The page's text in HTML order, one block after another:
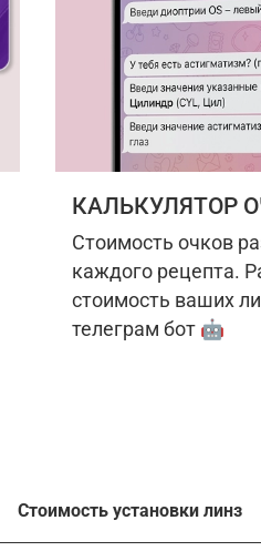
КАЛЬКУЛЯТОР
Стоимость очков
каждого рецепта.
стоимость ваших
телеграм бот 🤖
Стоимость установки линз